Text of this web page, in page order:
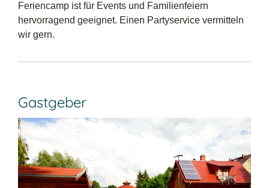
Feriencamp ist für Events und Familienfeiern
hervorragend geeignet. Einen Partyservice vermitteln
wir gern.
Gastgeber